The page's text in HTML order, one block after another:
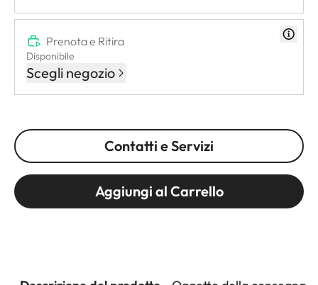
Prenota e Ritira
Disponibile
Scegli negozio
Contatti e Servizi
Aggiungi al Carrello